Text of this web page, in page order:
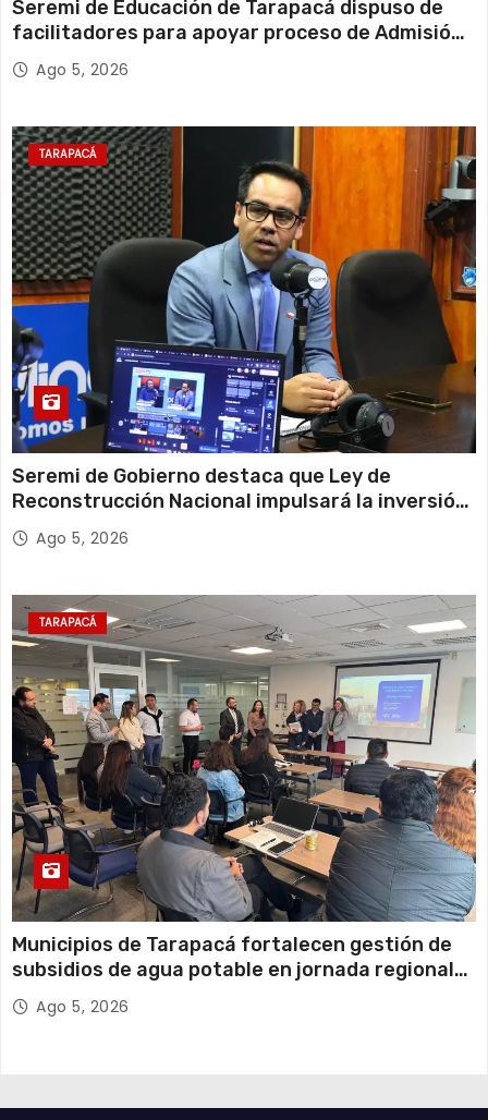
Seremi de Educación de Tarapacá dispuso de
facilitadores para apoyar proceso de Admisión
Escolar 2027
Ago 5, 2026
TARAPACÁ
Seremi de Gobierno destaca que Ley de
Reconstrucción Nacional impulsará la inversión
y el empleo en Tarapacá
Ago 5, 2026
TARAPACÁ
Municipios de Tarapacá fortalecen gestión de
subsidios de agua potable en jornada regional
organizada por Aguas del Altiplano y ANDESS
Ago 5, 2026